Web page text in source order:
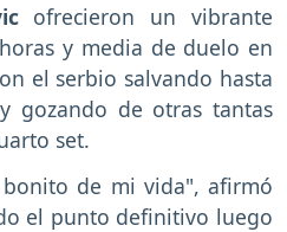
ofrecieron un vibrante
y media de duelo en
el serbio salvando hasta
gozando de otras tantas
set.
de mi vida", afirmó
el punto definitivo luego